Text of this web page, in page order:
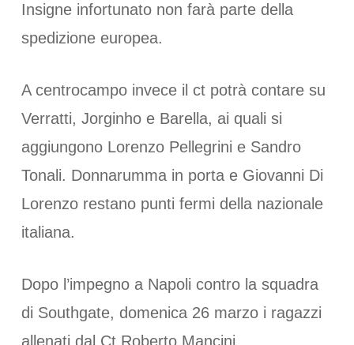
Insigne infortunato non farà parte della
spedizione europea.
A centrocampo invece il ct potrà contare su
Verratti, Jorginho e Barella, ai quali si
aggiungono Lorenzo Pellegrini e Sandro
Tonali. Donnarumma in porta e Giovanni Di
Lorenzo restano punti fermi della nazionale
italiana.
Dopo l’impegno a Napoli contro la squadra
di Southgate, domenica 26 marzo i ragazzi
allenati dal Ct Roberto Mancini